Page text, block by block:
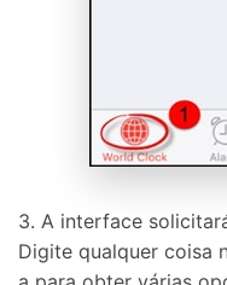
3. A interface
Digite qualquer coisa